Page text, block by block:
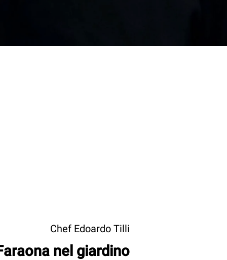
Chef Edoardo Tilli
nel giardino